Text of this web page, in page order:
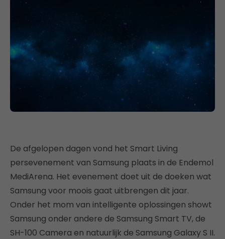
De afgelopen dagen vond het Smart Living
persevenement van Samsung plaats in de Endemol
MediArena. Het evenement doet uit de doeken wat
Samsung voor moois gaat uitbrengen dit jaar.
Onder het mom van intelligente oplossingen showt
Samsung onder andere de Samsung Smart TV, de
SH-100 Camera en natuurlijk de Samsung Galaxy S II.